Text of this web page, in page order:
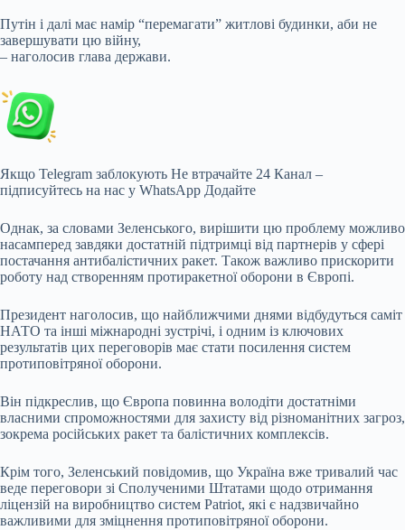
Путін і далі має намір “перемагати” житлові будинки, аби не
завершувати цю війну,
– наголосив глава держави.
Якщо Telegram заблокують Не втрачайте 24 Канал –
підписуйтесь на нас у WhatsApp Додайте
Однак, за словами Зеленського, вирішити цю проблему можливо
насамперед завдяки достатній підтримці від партнерів у сфері
постачання антибалістичних ракет. Також важливо прискорити
роботу над створенням протиракетної оборони в Європі.
Президент наголосив, що найближчими днями відбудуться саміт
НАТО та інші міжнародні зустрічі, і одним із ключових
результатів цих переговорів має стати посилення систем
протиповітряної оборони.
Він підкреслив, що Європа повинна володіти достатніми
власними спроможностями для захисту від різноманітних загроз,
зокрема російських ракет та балістичних комплексів.
Крім того, Зеленський повідомив, що Україна вже тривалий час
веде переговори зі Сполученими Штатами щодо отримання
ліцензій на виробництво систем Patriot, які є надзвичайно
важливими для зміцнення протиповітряної оборони.